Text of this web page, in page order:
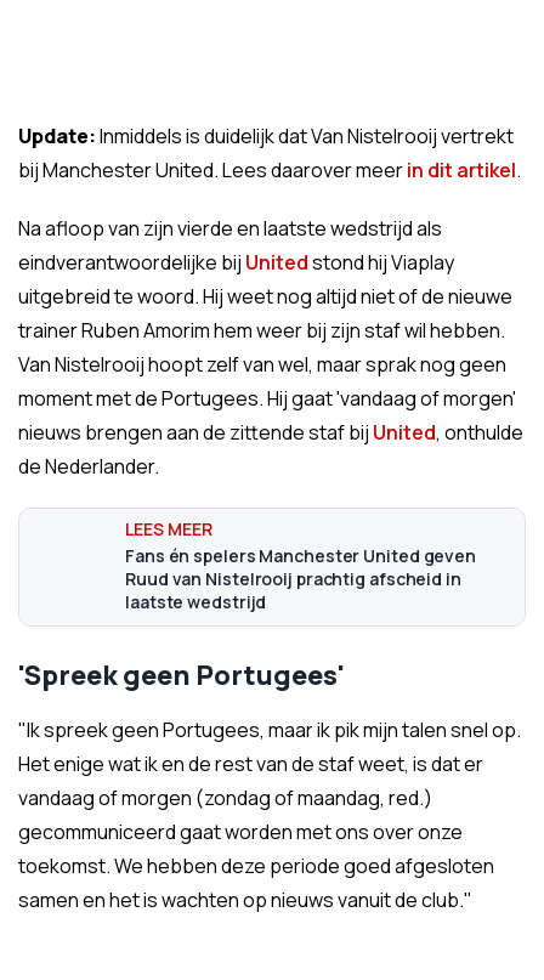
Update:Inmiddels is duidelijk dat Van Nistelrooij vertrekt
bij Manchester United. Lees daarover meerin dit artikel.
Na afloop van zijn vierde en laatste wedstrijd als
eindverantwoordelijke bij Unitedstond hij Viaplay
uitgebreid te woord. Hij weet nog altijd niet of de nieuwe
trainer Ruben Amorim hem weer bij zijn staf wil hebben.
Van Nistelrooij hoopt zelf van wel, maar sprak nog geen
moment met de Portugees. Hij gaat 'vandaag of morgen'
nieuws brengen aan de zittende staf bij United, onthulde
de Nederlander.
Fans én spelers Manchester United geven
Ruud van Nistelrooij prachtig afscheid in
laatste wedstrijd
'Spreek geen Portugees'
"Ik spreek geen Portugees, maar ik pik mijn talen snel op.
Het enige wat ik en de rest van de staf weet, is dat er
vandaag of morgen (zondag of maandag, red.)
gecommuniceerd gaat worden met ons over onze
toekomst. We hebben deze periode goed afgesloten
samen en het is wachten op nieuws vanuit de club."